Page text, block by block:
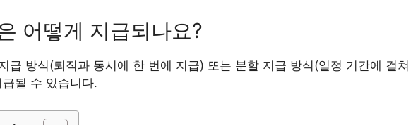
어떻게 지급되나요?
급 방식(퇴직과 동시에 한 번에 지급) 또는 분할 지급 방식(일정 기간에 걸쳐
될 수 있습니다.